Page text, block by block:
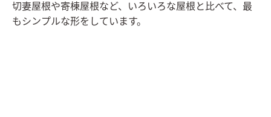
切妻屋根や寄棟屋根など、いろいろな屋根と比べて、最
もシンプルな形をしています。